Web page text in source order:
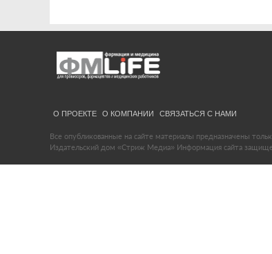
О ПРОЕКТЕ О КОМПАНИИ СВЯЗАТЬСЯ С НАМИ
Все опубликованные на сайте материалы предназначены
Издательский дом «Стриж Медиа» Информация сайта